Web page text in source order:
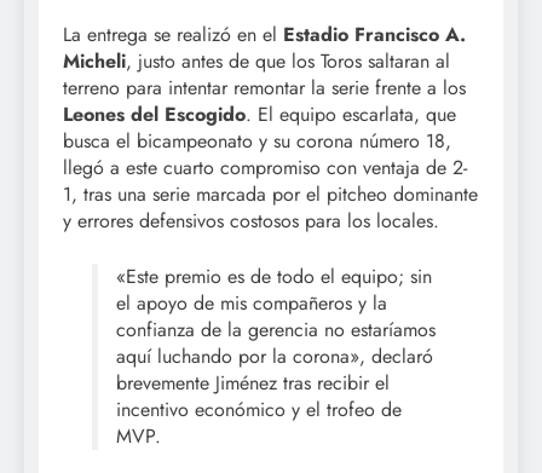
La entrega se realizó en el Estadio Francisco A.
Micheli, justo antes de que los Toros saltaran al
terreno para intentar remontar la serie frente a los
Leones del Escogido. El equipo escarlata, que
busca el bicampeonato y su corona número 18,
llegó a este cuarto compromiso con ventaja de 2-
1, tras una serie marcada por el pitcheo dominante
y errores defensivos costosos para los locales.
«Este premio es de todo el equipo; sin
el apoyo de mis compañeros y la
confianza de la gerencia no estaríamos
aquí luchando por la corona», declaró
brevemente Jiménez tras recibir el
incentivo económico y el trofeo de
MVP.